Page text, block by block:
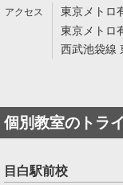
東京メトロ
東京メトロ
西武池袋線
個別教室のトライ
目白駅前校